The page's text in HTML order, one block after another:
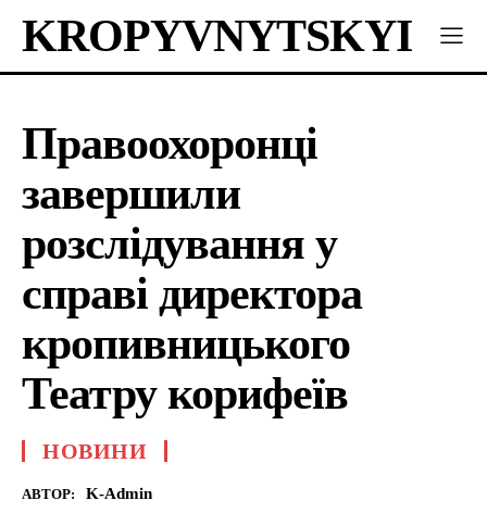
KROPYVNYTSKYI
Правоохоронці
завершили
розслідування у
справі директора
кропивницького
Театру корифеїв
НОВИНИ
АВТОР: K-Admin